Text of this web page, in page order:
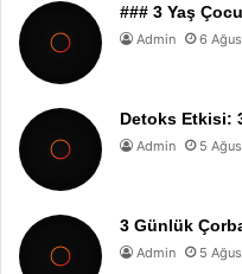
### 3 Yaş
Admin 6
Detoks Etkisi:
Admin 5
3 Günlük
Admin 5